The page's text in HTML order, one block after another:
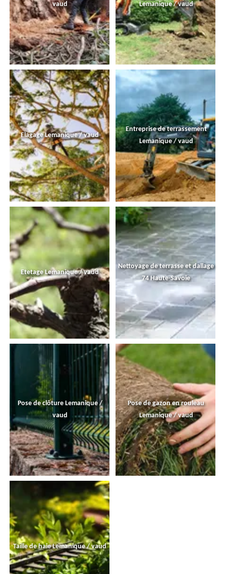
vaud
Lemanique / vaud
Elagage Lemanique / vaud
Entreprise de terrassement
Lemanique / vaud
Etetage Lemanique / vaud
Nettoyage de terrasse et dallage
74 Haute-Savoie
Pose de clôture Lemanique /
vaud
Pose de gazon en rouleau
Lemanique / vaud
Taille de haie Lemanique / vaud